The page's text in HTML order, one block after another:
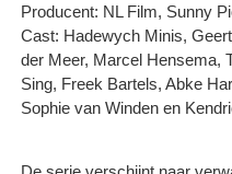
Producent: NL Film, Sunny
Cast: Hadewych Minis,
der Meer, Marcel Hensema,
Sing, Freek Bartels, Abke
Sophie van Winden en